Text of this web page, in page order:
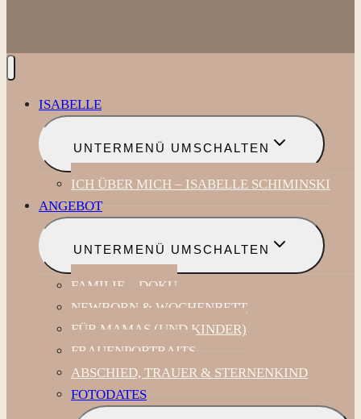
ISABELLE
UNTERMENÜ UMSCHALTEN
ICH ÜBER MICH – ISABELLE SCHIMINSKI
ANGEBOT
UNTERMENÜ UMSCHALTEN
FAMILIE – DOKU
NEWBORN & WOCHENBETT
FÜR MAMAS (UND KINDER)
FRAUENPORTRAITS
ABSCHIED, TRAUER & STERNENKIND
FOTODATES